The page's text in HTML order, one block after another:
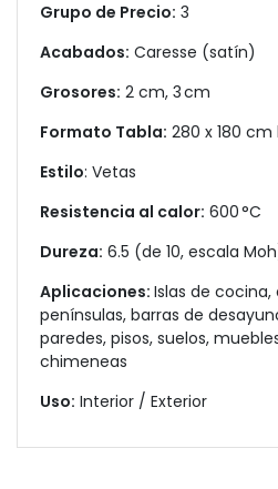
Grupo de Precio: 3
Acabados: Caresse (satín)
Grosores: 2 cm, 3 cm
Formato Tabla: 280 x 180
Estilo: Vetas
Resistencia al calor: 600 °C
Dureza: 6.5 (de 10, escala
Aplicaciones: Islas de
penínsulas, barras de
paredes, pisos, suelos,
chimeneas
Uso: Interior / Exterior